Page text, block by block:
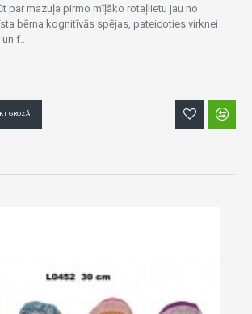
par mazuļa pirmo mīļāko rotaļlietu jau no
bērna kognitīvās spējas, pateicoties virknei
f..
GROZĀ